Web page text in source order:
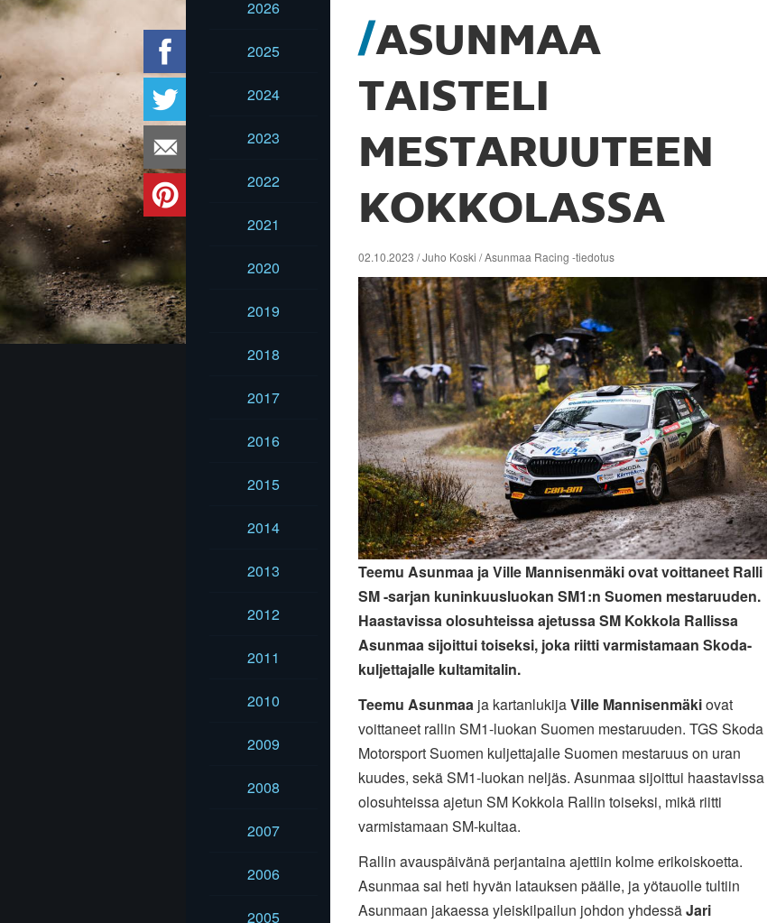
2026
2025
2024
2023
2022
2021
2020
2019
2018
2017
2016
2015
2014
2013
2012
2011
2010
2009
2008
2007
2006
2005
ASUNMAA
TAISTELI
MESTARUUTEEN
KOKKOLASSA
02.10.2023 / Juho Koski / Asunmaa Racing -tiedotus
Teemu Asunmaa ja Ville Mannisenmäki ovat voittaneet Ralli
SM -sarjan kuninkuusluokan SM1:n Suomen mestaruuden.
Haastavissa olosuhteissa ajetussa SM Kokkola Rallissa
Asunmaa sijoittui toiseksi, joka riitti varmistamaan Skoda-
kuljettajalle kultamitalin.
Teemu Asunmaa ja kartanlukijaVille Mannisenmäkiovat
voittaneet rallin SM1-luokan Suomen mestaruuden. TGS Skoda
Motorsport Suomen kuljettajalle Suomen mestaruus on uran
kuudes, sekä SM1-luokan neljäs. Asunmaa sijoittui haastavissa
olosuhteissa ajetun SM Kokkola Rallin toiseksi, mikä riitti
varmistamaan SM-kultaa.
Rallin avauspäivänä perjantaina ajettiin kolme erikoiskoetta.
Asunmaa sai heti hyvän latauksen päälle, ja yötauolle tultiin
Asunmaan jakaessa yleiskilpailun johdon yhdessäJari